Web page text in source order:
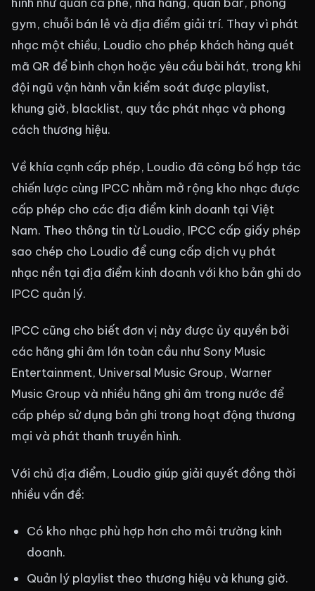
gym, chuỗi bán lẻ và địa điểm giải trí. Thay vì phát
nhạc một chiều, Loudio cho phép khách hàng quét
mã QR để bình chọn hoặc yêu cầu bài hát, trong khi
đội ngũ vận hành vẫn kiểm soát được playlist,
khung giờ, blacklist, quy tắc phát nhạc và phong
cách thương hiệu.
Về khía cạnh cấp phép, Loudio đã công bố hợp tác
chiến lược cùng IPCC nhằm mở rộng kho nhạc được
cấp phép cho các địa điểm kinh doanh tại Việt
Nam. Theo thông tin từ Loudio, IPCC cấp giấy phép
sao chép cho Loudio để cung cấp dịch vụ phát
nhạc nền tại địa điểm kinh doanh với kho bản ghi do
IPCC quản lý.
IPCC cũng cho biết đơn vị này được ủy quyền bởi
các hãng ghi âm lớn toàn cầu như Sony Music
Entertainment, Universal Music Group, Warner
Music Group và nhiều hãng ghi âm trong nước để
cấp phép sử dụng bản ghi trong hoạt động thương
mại và phát thanh truyền hình.
Với chủ địa điểm, Loudio giúp giải quyết đồng thời
nhiều vấn đề:
Có kho nhạc phù hợp hơn cho môi trường kinh
doanh.
Quản lý playlist theo thương hiệu và khung giờ.